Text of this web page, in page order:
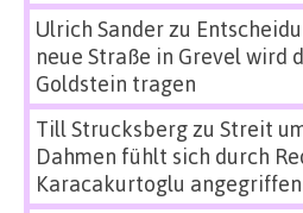
Ulrich Sanderzu
neue Straße in Grevel wird
Goldstein tragen
Till Strucksbergzu Streit
Dahmen fühlt sich durch
Karacakurtoglu angegriffen